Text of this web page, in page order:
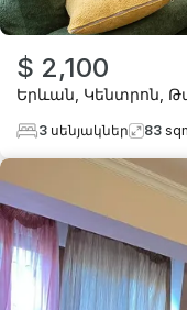
$ 2,100
Երևան Կենտրոն
3 սենյակներ 83